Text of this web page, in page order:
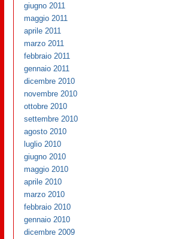
giugno 2011
maggio 2011
aprile 2011
marzo 2011
febbraio 2011
gennaio 2011
dicembre 2010
novembre 2010
ottobre 2010
settembre 2010
agosto 2010
luglio 2010
giugno 2010
maggio 2010
aprile 2010
marzo 2010
febbraio 2010
gennaio 2010
dicembre 2009